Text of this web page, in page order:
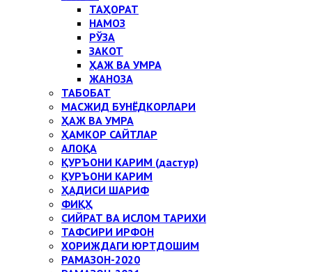
ТАҲОРАТ
НАМОЗ
РЎЗА
ЗАКОТ
ҲАЖ ВА УМРА
ЖАНОЗА
ТАБОБАТ
МАСЖИД БУНЁДКОРЛАРИ
ҲАЖ ВА УМРА
ҲАМКОР САЙТЛАР
АЛОҚА
ҚУРЪОНИ КАРИМ (дастур)
ҚУРЪОНИ КАРИМ
ҲАДИСИ ШАРИФ
ФИҚҲ
СИЙРАТ ВА ИСЛОМ ТАРИХИ
ТАФСИРИ ИРФОН
ХОРИЖДАГИ ЮРТДОШИМ
РАМАЗОН-2020